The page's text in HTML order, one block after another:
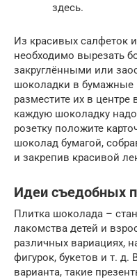
здесь.
Из красивых салфеток
необходимо вырезать
закруглёнными или
шоколадки в бумажные
разместите их в
каждую шоколадку
розетку положите
шоколад бумагой,
и закрепив красивой
Идеи съедобных
Плитка шоколада –
лакомства детей и
различных вариациях,
фигурок, букетов и т. д.
варианта, такие